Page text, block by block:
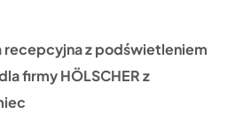
recepcyjna z podświetleniem
firmy HÖLSCHER z